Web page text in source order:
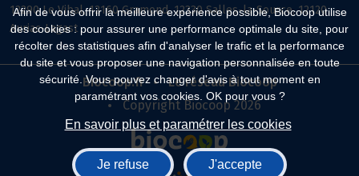
Afin de vous offrir la meilleure expérience possible, Biocoop utilise
des cookies : pour assurer une performance optimale du site, pour
récolter des statistiques afin d'analyser le trafic et la performance
du site et vous proposer une navigation personnalisée en toute
sécurité. Vous pouvez changer d'avis à tout moment en
paramétrant vos cookies. OK pour vous ?
En savoir plus et paramétrer les cookies
Je refuse J'accepte
12290 Le Vibal, 12160 Gramond, 12330 Salles-la-Source, 12120
Auriac-Lagast
Biocoop.fr
Le réseau Biocoop
Copyright Biocoop 2026